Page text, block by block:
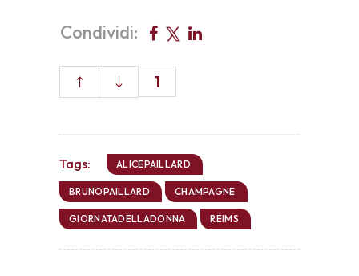
Condividi:
1
Tags: ALICEPAILLARD
BRUNOPAILLARD CHAMPAGNE
GIORNATADELLADONNA REIMS